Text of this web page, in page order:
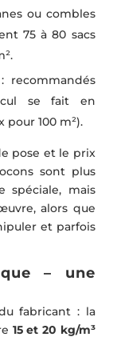
ou combles
75 à 80 sacs
se fait en
pour 100 m²).
pose et le prix
sont plus
spéciale, mais
alors que
et parfois
– une
fabricant : la
15 et 20 kg/m³